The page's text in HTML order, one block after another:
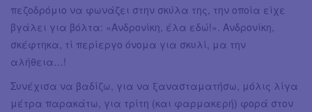
πεζοδρόμιο να φωνάζει στην σκύλα της, την οποία είχε
βγάλει για βόλτα: «Ανδρονίκη, έλα εδώ!». Ανδρονίκη,
σκέφτηκα, τί περίεργο όνομα για σκυλί, μα την
αλήθεια…!
Συνέχισα να βαδίζω, για να ξανασταματήσω, μόλις λίγα
μέτρα παρακάτω, για τρίτη (και φαρμακερή) φορά στον